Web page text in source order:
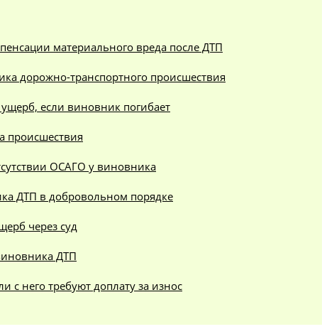
материального вреда после ДТП
дорожно-транспортного происшествия
если виновник погибает
происшествия
ОСАГО у виновника
ДТП в добровольном порядке
через суд
ДТП
с него требуют доплату за износ